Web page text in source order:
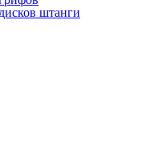
штанги